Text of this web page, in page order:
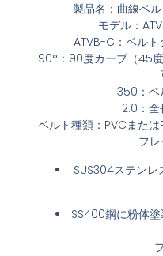
製品名：曲線ベ
モデル：
ATVB-C：ベルト
90°：90度カーブ（45
350：
2.0：
ベルト種類：PVCまたは
フレ
SUS304ステン
SS400鋼に粉体